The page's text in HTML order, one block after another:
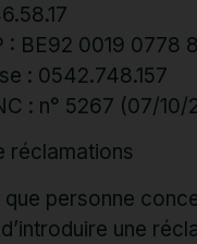
: BE92 0019 0778
: 0542.748.157
: n° 5267 (07/10/
réclamations
que personne
une